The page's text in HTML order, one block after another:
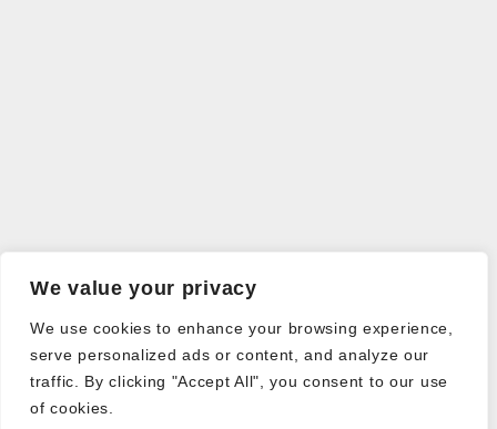
We value your privacy
We use cookies to enhance your browsing experience,
serve personalized ads or content, and analyze our
traffic. By clicking "Accept All", you consent to our use
of cookies.